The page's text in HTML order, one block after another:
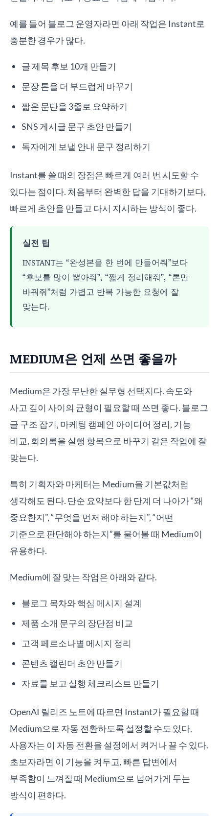
예를 들어 블로그 운영자라면 아래 작업은 Instant로
충분한 경우가 많다.
글 제목 후보 10개 만들기
문장 톤을 더 부드럽게 바꾸기
짧은 문단을 3줄로 요약하기
SNS 게시글 문구 초안 만들기
독자에게 보낼 안내 문구 정리하기
Instant를 쓸 때의 장점은 빠르게 여러 번 시도할 수
있다는 점이다. 처음부터 완벽한 답을 기대하기보다,
빠르게 초안을 만들고 다시 지시하는 방식이 좋다.
실전 팁
INSTANT는 “완성본을 한 번에 만들어줘”보다
“후보를 많이 뽑아줘”, “짧게 정리해줘”, “톤만
바꿔줘”처럼 가볍고 반복 가능한 요청에 잘
맞는다.
MEDIUM은 언제 쓰면 좋을까
Medium은 가장 무난한 실무형 선택지다. 속도와
사고 깊이 사이의 균형이 필요할 때 쓰면 좋다. 블로그
글 구조 잡기, 마케팅 캠페인 아이디어 정리, 기능
비교, 회의록을 실행 항목으로 바꾸기 같은 작업에 잘
맞는다.
특히 기획자와 마케터는 Medium을 기본값처럼
생각해도 된다. 단순 요약보다 한 단계 더 나아가 “왜
중요한지”, “무엇을 먼저 해야 하는지”, “어떤
기준으로 판단해야 하는지”를 물어볼 때 Medium이
유용하다.
Medium에 잘 맞는 작업은 아래와 같다.
블로그 목차와 핵심 메시지 설계
제품 소개 문구의 장단점 비교
고객 페르소나별 메시지 정리
콘텐츠 캘린더 초안 만들기
자료를 보고 실행 체크리스트 만들기
OpenAI 릴리즈 노트에 따르면 Instant가 필요할 때
Medium으로 자동 전환하도록 설정할 수도 있다.
사용자는 이 자동 전환을 설정에서 켜거나 끌 수 있다.
초보자라면 이 기능을 켜두고, 빠른 답변에서
부족함이 느껴질 때 Medium으로 넘어가게 두는
방식이 편하다.